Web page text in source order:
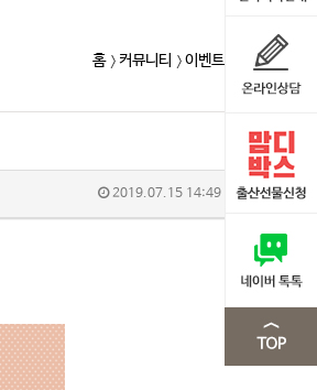
홈 커뮤니티 이벤트
2019.07.15 14:49